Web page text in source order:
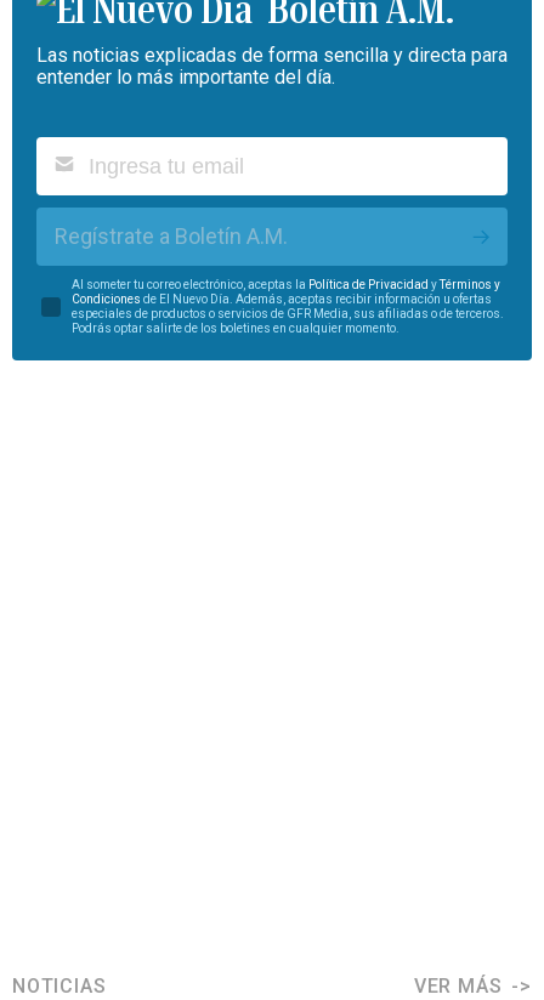
Boletín A.M.
Las noticias explicadas de forma sencilla y directa para
entender lo más importante del día.
Regístrate a Boletín A.M.
Al someter tu correo electrónico, aceptas la Política de Privacidad yTérminos y
Condiciones de El Nuevo Día. Además, aceptas recibir información u ofertas
especiales de productos o servicios de GFR Media, sus afiliadas o de terceros.
Podrás optar salirte de los boletines en cualquier momento.
NOTICIAS VER MÁS